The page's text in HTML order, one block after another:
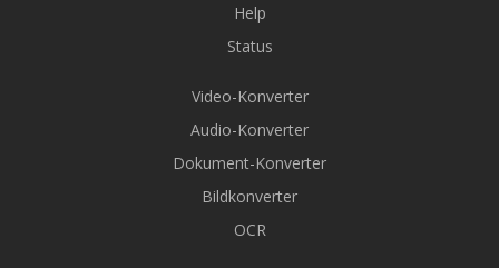
Help
Status
Video-Konverter
Audio-Konverter
Dokument-Konverter
Bildkonverter
OCR